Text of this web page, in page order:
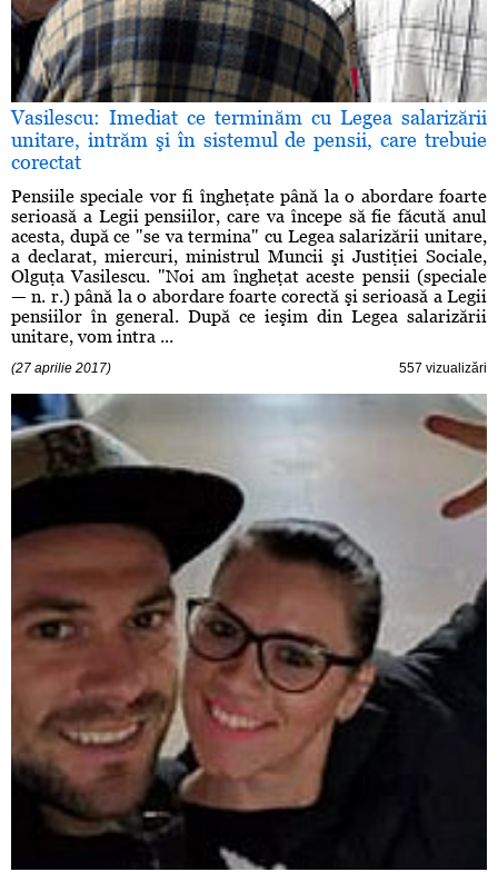
Vasilescu: Imediat ce terminăm cu Legea salarizării
unitare, intrăm şi în sistemul de pensii, care trebuie
corectat
Pensiile speciale vor fi îngheţate până la o abordare foarte
serioasă a Legii pensiilor, care va începe să fie făcută anul
acesta, după ce "se va termina" cu Legea salarizării unitare,
a declarat, miercuri, ministrul Muncii şi Justiţiei Sociale,
Olguţa Vasilescu. "Noi am îngheţat aceste pensii (speciale
— n. r.) până la o abordare foarte corectă şi serioasă a Legii
pensiilor în general. După ce ieşim din Legea salarizării
unitare, vom intra ...
(27 aprilie 2017) 557 vizualizări